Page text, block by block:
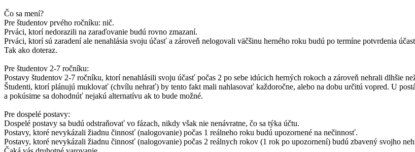
Čo sa mení?
Pre študentov prvého ročníku: nič.
Prváci, ktorí nedorazili na zaraďovanie budú rovno zmazaní.
Prváci, ktorí sú zaradení ale nenahlásia svoju účasť a zároveň nelogovali väčšinu herného roku budú po termíne potvrdenia
Tak ako doteraz.
Pre študentov 2-7 ročníku:
Postavy študentov 2-7 ročníku, ktorí nenahlásili svoju účasť počas 2 po sebe idúcich herných rokoch a zároveň nehrali dlhšie
Študenti, ktorí plánujú muklovať (chvílu nehrať) by tento fakt mali nahlasovať každoročne, alebo na dobu určitú vopred. U
a pokúsime sa dohodnúť nejakú alternatívu ak to bude možné.
Pre dospelé postavy:
Dospelé postavy sa budú odstraňovať vo fázach, nikdy však nie nenávratne, čo sa týka účtu.
Postavy, ktoré nevykázali žiadnu činnosť (nalogovanie) počas 1 reálneho roku budú upozornené na nečinnosť.
Postavy, ktoré nevykázali žiadnu činnosť (nalogovanie) počas 2 reálnych rokov (1 rok po upozornení) budú zbavený svojho